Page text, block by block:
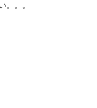
。。。